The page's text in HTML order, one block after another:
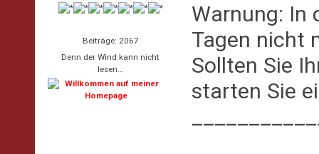
Beiträge: 2067
Denn der Wind kann nicht
lesen...
Warnung: In
Tagen nicht
Sollten Sie
starten Sie